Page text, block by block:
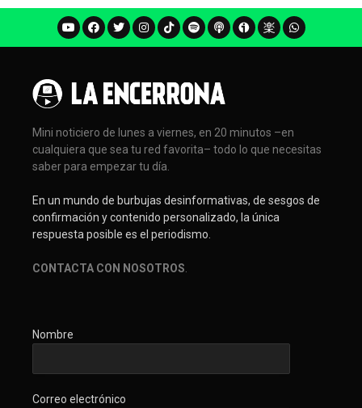
Mini noticiero de lunes a viernes, en 20 minutos –en
cualquiera que sea tu red favorita– todo lo que necesitas
saber para empezar tu día.
En un mundo de burbujas desinformativas, de sesgos de
confirmación y contenido personalizado, la única
respuesta posible es el periodismo.
CONTACTA CON NOSOTROS
Nombre
Correo electrónico